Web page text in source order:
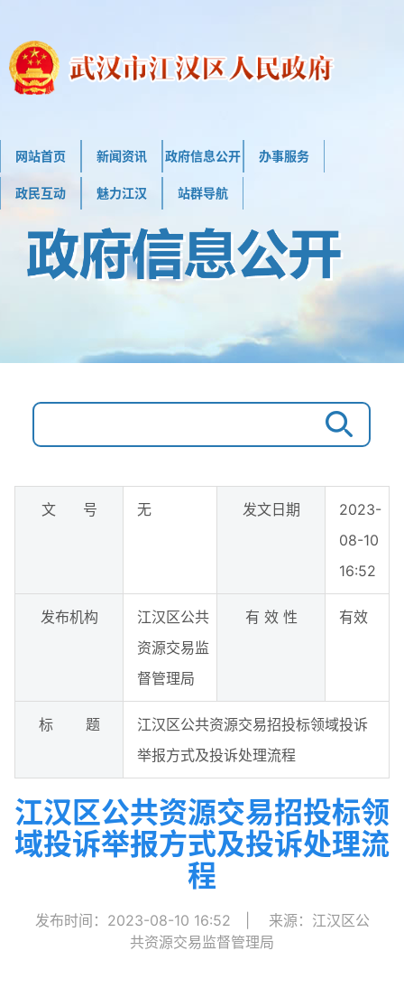
网站首页 新闻资讯 政府信息公开 办事服务
政民互动 魅力江汉 站群导航
文 号 无 发文日期
2023-
08-10
16:52
发布机构
江汉区公共
资源交易监
督管理局
有 效 性 有效
标 题
江汉区公共资源交易招投标领域投诉
举报方式及投诉处理流程
江汉区公共资源交易招投标领
域投诉举报方式及投诉处理流
程
发布时间：2023-08-10 16:52
来源：江汉区公
共资源交易监督管理局